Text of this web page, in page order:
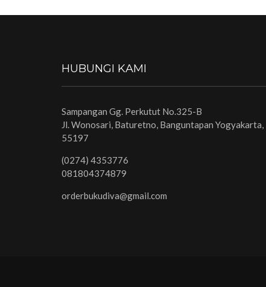
HUBUNGI KAMI
Sampangan Gg. Perkutut No.325-B
Jl. Wonosari, Baturetno, Banguntapan Yogyakarta,
55197
(0274) 4353776
081804374879
orderbukudiva@gmail.com